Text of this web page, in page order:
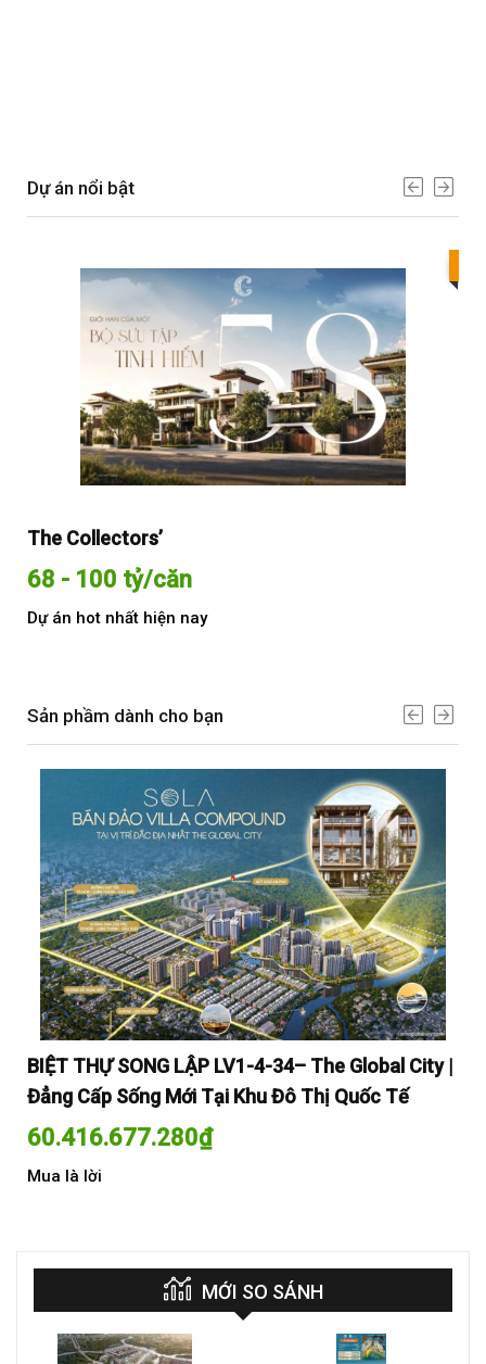
Dự án nổi bật
The Collectors’
68 - 100 tỷ/căn
Dự án hot nhất hiện nay
Sản phầm dành cho bạn
BIỆT THỰ SONG LẬP LV1-4-34– The Global City |
Đẳng Cấp Sống Mới Tại Khu Đô Thị Quốc Tế
60.416.677.280₫
Mua là lời
MỚI SO SÁNH